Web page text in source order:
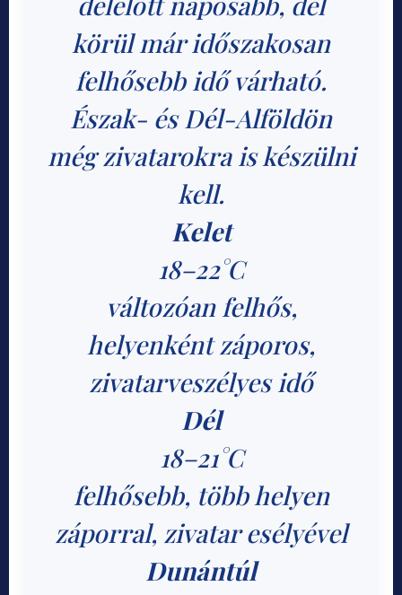
körül már időszakosan
felhősebb idő várható.
Észak- és Dél-Alföldön
még zivatarokra is készülni
kell.
Kelet
18–22°C
változóan felhős,
helyenként záporos,
zivatarveszélyes idő
Dél
18–21°C
felhősebb, több helyen
záporral, zivatar esélyével
Dunántúl